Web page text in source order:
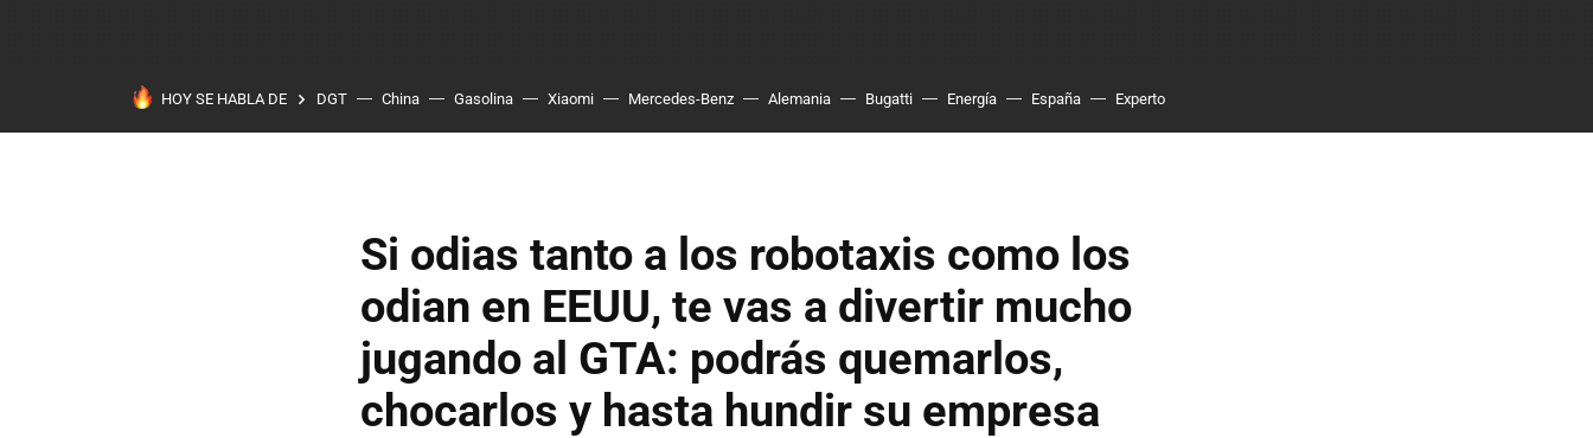
HOY SE HABLA DE DGT China Gasolina Xiaomi Mercedes-Benz Alemania Bugatti Energía España Experto
Si odias tanto a los robotaxis como los
odian en EEUU, te vas a divertir mucho
jugando al GTA: podrás quemarlos,
chocarlos y hasta hundir su empresa